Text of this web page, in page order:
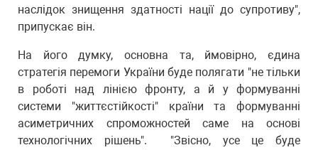
наслідок знищення здатності нації до супротиву",
припускає він.
На його думку, основна та, ймовірно, єдина
стратегія перемоги України буде полягати "не тільки
в роботі над лінією фронту, а й у формуванні
системи "життєстійкості" країни та формуванні
асиметричних спроможностей саме на основі
технологічних рішень". "Звісно, усе це буде